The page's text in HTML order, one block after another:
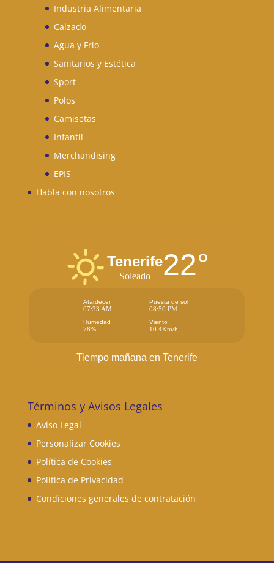
Industria Alimentaria
Calzado
Agua y Frio
Sanitarios y Estética
Sport
Polos
Camisetas
Infantil
Merchandising
EPIS
Habla con nosotros
Tenerife
Soleado 22°
Atardecer
07:33 AM
Puesta de sol
08:50 PM
Humedad
78%
Viento
10.4Km/h
Tiempo mañana en Tenerife
Términos y Avisos Legales
Aviso Legal
Personalizar Cookies
Política de Cookies
Política de Privacidad
Condiciones generales de contratación